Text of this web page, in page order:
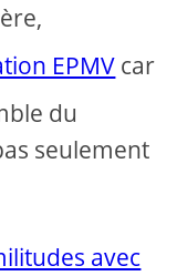
EPMV car
du
seulement
avec